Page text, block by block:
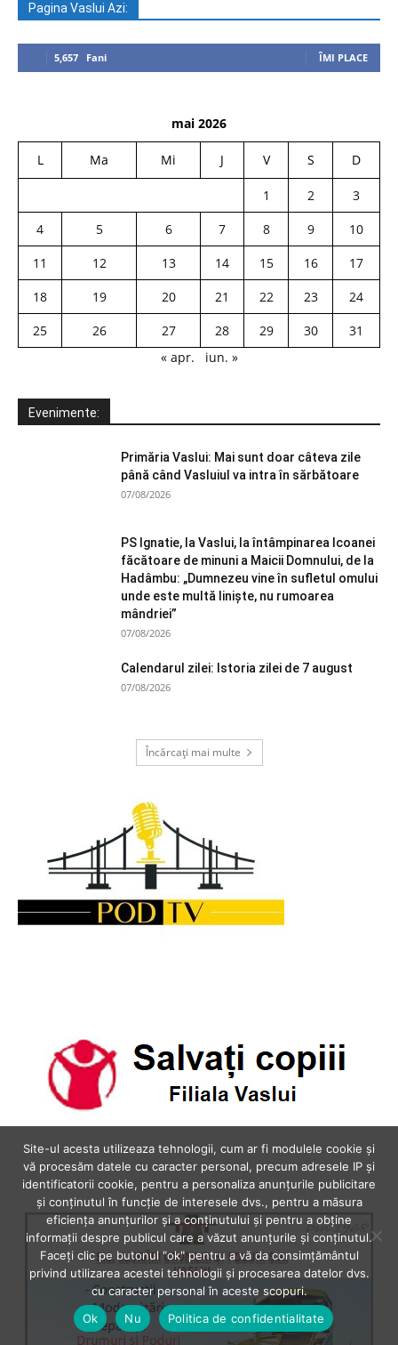
Pagina Vaslui Azi:
5,657 Fani ÎMI PLACE
mai 2026
L Ma Mi J V S D
1 2
3
4
5 6 7 8 9
10
11
12 13 14 15 16
17
18
19 20 21 22 23
24
25
26 27 28 29 30
31
« apr.
iun. »
Evenimente:
Primăria Vaslui: Mai sunt doar câteva zile
până când Vasluiul va intra în sărbătoare
07/08/2026
PS Ignatie, la Vaslui, la întâmpinarea Icoanei
făcătoare de minuni a Maicii Domnului, de la
Hadâmbu: „Dumnezeu vine în sufletul omului
unde este multă liniște, nu rumoarea
mândriei”
07/08/2026
Calendarul zilei: Istoria zilei de 7 august
07/08/2026
Încărcați mai multe
Site-ul acesta utilizeaza tehnologii, cum ar fi modulele cookie și
vă procesăm datele cu caracter personal, precum adresele IP și
identificatorii cookie, pentru a personaliza anunțurile publicitare
și conținutul în funcție de interesele dvs., pentru a măsura
eficiența anunțurilor și a conținutului și pentru a obține
informații despre publicul care a văzut anunțurile și conținutul.
Faceți clic pe butonul "ok" pentru a vă da consimțământul
privind utilizarea acestei tehnologii și procesarea datelor dvs.
cu caracter personal în aceste scopuri.
Ok
Nu Politica de confidentialitate